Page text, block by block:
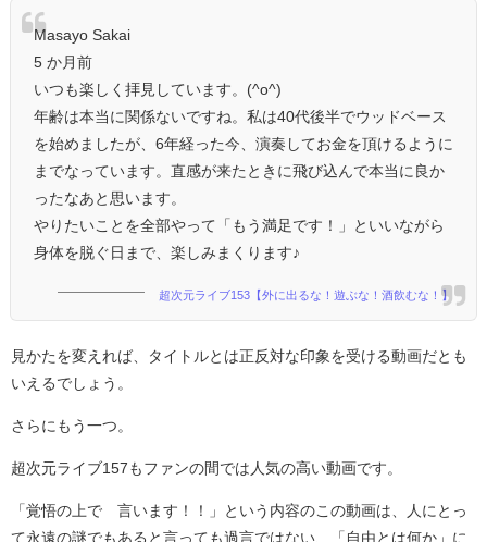
Masayo Sakai
5 か月前
いつも楽しく拝見しています。(^o^)
年齢は本当に関係ないですね。私は40代後半でウッドベース
を始めましたが、6年経った今、演奏してお金を頂けるように
までなっています。直感が来たときに飛び込んで本当に良か
ったなあと思います。
やりたいことを全部やって「もう満足です！」といいながら
身体を脱ぐ日まで、楽しみまくります♪
超次元ライブ153【外に出るな！遊ぶな！酒飲むな！】
見かたを変えれば、タイトルとは正反対な印象を受ける動画だとも
いえるでしょう。
さらにもう一つ。
超次元ライブ157もファンの間では人気の高い動画です。
「覚悟の上で 言います！！」という内容のこの動画は、人にとっ
て永遠の謎でもあると言っても過言ではない、「自由とは何か」に